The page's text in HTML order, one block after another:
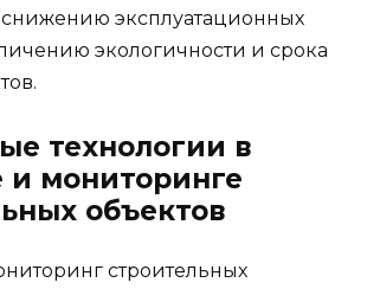
снижению эксплуатационных
экологичности и срока
технологии в
и мониторинге
объектов
строительных